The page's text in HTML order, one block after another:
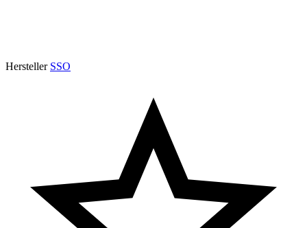
Hersteller SSO